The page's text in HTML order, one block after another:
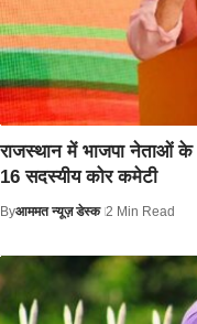
राजस्थान में भाजपा नेताओं
16 सदस्यीय कोर कमेटी
Byआममत न्यूज़ डेस्क 2 Min Read